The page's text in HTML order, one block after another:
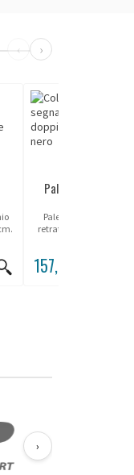
‹ ›
Paletto doppia
Paletto con doppia
retrattile 3m, bianco
157,66 €
›